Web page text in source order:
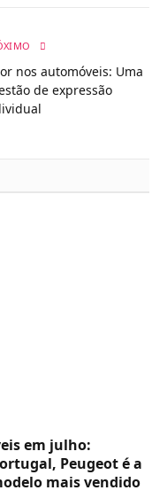
nos automóveis: Uma
de expressão
em julho:
Peugeot é a
mais vendido